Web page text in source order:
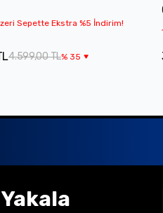
Sepette Ekstra %5 İndirim!
4.599,00 TL% 35